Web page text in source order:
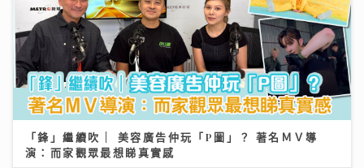
「鋒」繼續吹 | 美容廣告仲玩「P圖」？ 著名ＭＶ導
演：而家觀眾最想睇真實感